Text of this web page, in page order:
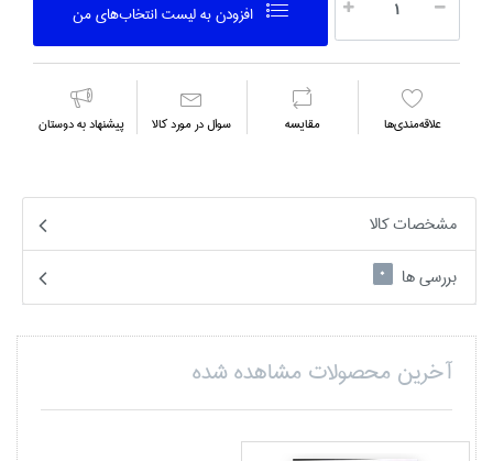
افزودن به ليست انتخاب‌هاي من
علاقه‌مندي‌ها مقايسه سوال در مورد كالا پیشنهاد به دوستان
مشخصات کالا
بررسی ها
0
آخرین محصولات مشاهده شده